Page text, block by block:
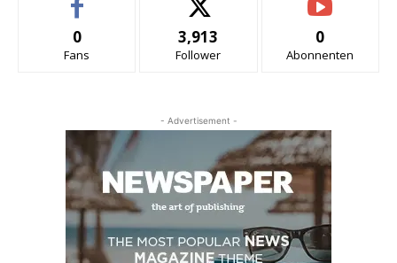
0
Fans
3,913
Follower
0
Abonnenten
- Advertisement -